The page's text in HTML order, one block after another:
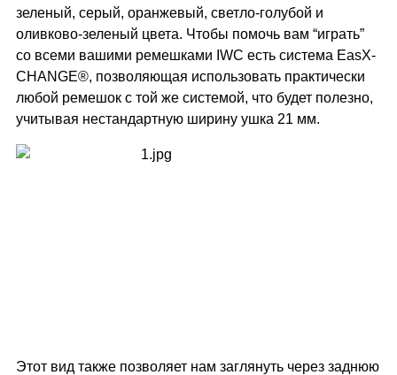
зеленый, серый, оранжевый, светло-голубой и
оливково-зеленый цвета. Чтобы помочь вам “играть”
со всеми вашими ремешками IWC есть система EasX-
CHANGE®, позволяющая использовать практически
любой ремешок с той же системой, что будет полезно,
учитывая нестандартную ширину ушка 21 мм.
Этот вид также позволяет нам заглянуть через заднюю